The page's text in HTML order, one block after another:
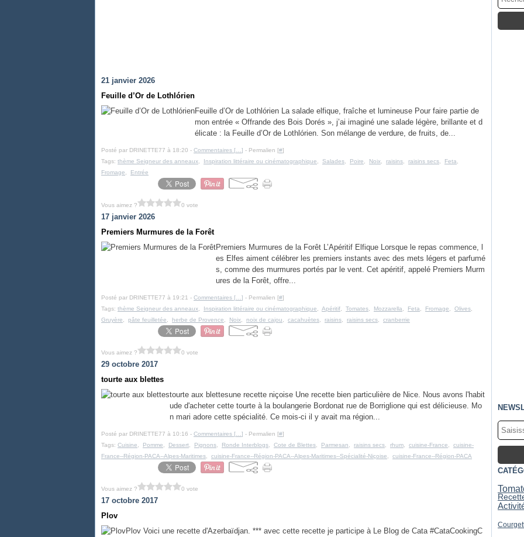
21 janvier 2026
Feuille d’Or de Lothlórien
Feuille d’Or de Lothlórien La salade elfique, fraîche et lumineuse Pour faire partie de
mon entrée « Offrande des Bois Dorés », j’ai imaginé une salade légère, brillante et d
élicate : la Feuille d’Or de Lothlórien. Son mélange de verdure, de fruits, de...
Posté par DRINETTE77 à 18:20 - Commentaires [ ] - Permalien [#]
Tags: thème Seigneur des anneaux Inspiration littéraire ou cinématographique Salades Poire Noix raisins raisins secs Feta
Fromage
Entrée
Vous aimez ? 0 vote
17 janvier 2026
Premiers Murmures de la Forêt
Premiers Murmures de la Forêt L’Apéritif Elfique Lorsque le repas commence, l
es Elfes aiment célébrer les premiers instants avec des mets légers et parfumé
s, comme des murmures portés par le vent. Cet apéritif, appelé Premiers Murm
ures de la Forêt, offre...
Posté par DRINETTE77 à 19:21 - Commentaires [ ] - Permalien [#]
Tags: thème Seigneur des anneaux Inspiration littéraire ou cinématographique Apéritif Tomates Mozzarella Feta Fromage Olives
Gruyère
pâte feuilletée herbe de Provence Noix noix de cajou cacahuètes raisins raisins secs cranberrie
Vous aimez ? 0 vote
29 octobre 2017
tourte aux blettes
tourte aux blettesune recette niçoise Une recette bien particulière de Nice. Nous avons l'habit
ude d'acheter cette tourte à la boulangerie Bordonat rue de Borriglione qui est délicieuse. Mo
n mari adore cette spécialité. Ce mois-ci il y avait ma région...
Posté par DRINETTE77 à 10:16 - Commentaires [ ] - Permalien [#]
Tags: Cuisine Pomme Dessert Pignons Ronde Interblogs Cote de Blettes Parmesan raisins secs rhum cuisine-France
cuisine-
France--Région-PACA--Alpes-Maritimes
cuisine-France--Région-PACA--Alpes-Maritimes--Spécialité-Niçoise cuisine-France--Région-PACA
Vous aimez ? 0 vote
17 octobre 2017
Plov
Plov Voici une recette d'Azerbaïdjan. *** avec cette recette je participe à Le Blog de Cata #CataCookingC